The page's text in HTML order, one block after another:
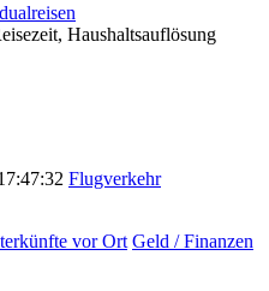
Haushaltsauflösung
Flugverkehr
vor Ort Geld / Finanzen